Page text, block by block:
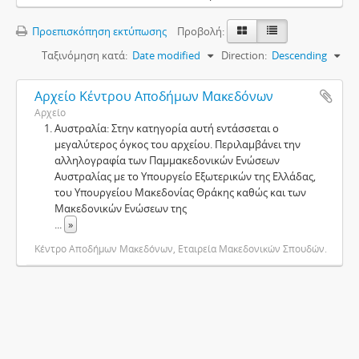
Προεπισκόπηση εκτύπωσης
Προβολή:
Ταξινόμηση κατά: Date modified Direction: Descending
Αρχείο Κέντρου Αποδήμων Μακεδόνων
Αρχείο
Αυστραλία: Στην κατηγορία αυτή εντάσσεται ο
μεγαλύτερος όγκος του αρχείου. Περιλαμβάνει την
αλληλογραφία των Παμμακεδονικών Ενώσεων
Αυστραλίας με το Υπουργείο Εξωτερικών της Ελλάδας,
του Υπουργείου Μακεδονίας Θράκης καθώς και των
Μακεδονικών Ενώσεων της
... »
Κέντρο Αποδήμων Μακεδόνων, Εταιρεία Μακεδονικών Σπουδών.